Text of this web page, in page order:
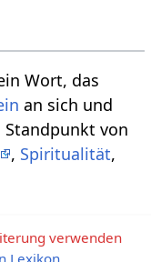
an sich und
von
, Spiritualität,
verwenden